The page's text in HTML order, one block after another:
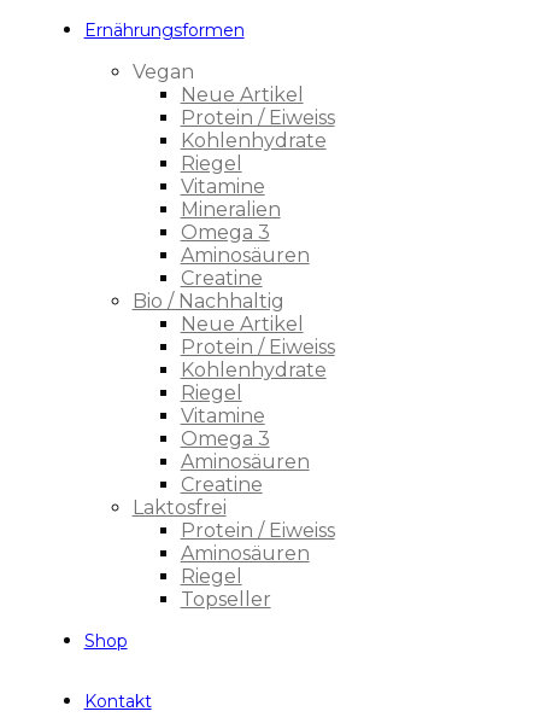
Ernährungsformen
Vegan
Neue Artikel
Protein / Eiweiss
Kohlenhydrate
Riegel
Vitamine
Mineralien
Omega 3
Aminosäuren
Creatine
Bio / Nachhaltig
Neue Artikel
Protein / Eiweiss
Kohlenhydrate
Riegel
Vitamine
Omega 3
Aminosäuren
Creatine
Laktosfrei
Protein / Eiweiss
Aminosäuren
Riegel
Topseller
Shop
Kontakt